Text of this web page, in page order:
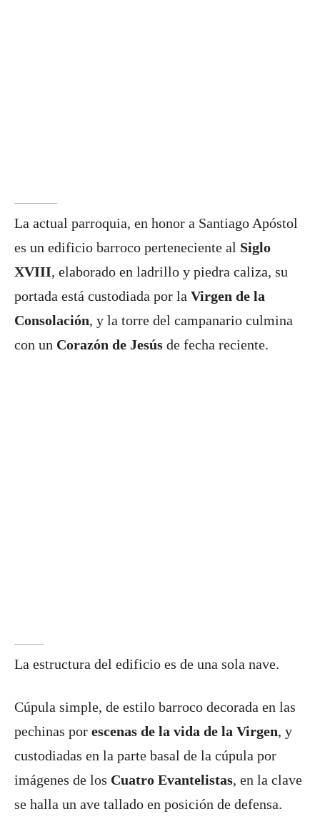
La actual parroquia, en honor a Santiago Apóstol
es un edificio barroco perteneciente al Siglo
XVIII, elaborado en ladrillo y piedra caliza, su
portada está custodiada por la Virgen de la
Consolación, y la torre del campanario culmina
con un Corazón de Jesús de fecha reciente.
La estructura del edificio es de una sola nave.
Cúpula simple, de estilo barroco decorada en las
pechinas por escenas de la vida de la Virgen, y
custodiadas en la parte basal de la cúpula por
imágenes de los Cuatro Evantelistas, en la clave
se halla un ave tallado en posición de defensa.